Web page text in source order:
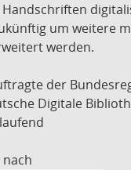
um weitere
werden.
der
Digitale
laufend